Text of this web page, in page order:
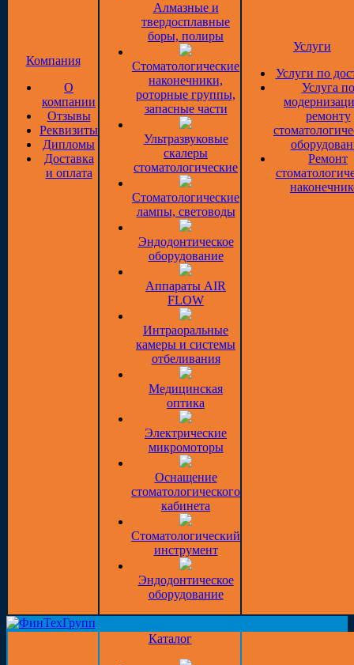
Компания
О
компании
Отзывы
Реквизиты
Дипломы
Доставка
и оплата
Алмазные и
твердосплавные
боры, полиры
Стоматологические
наконечники,
роторные группы,
запасные части
Ультразвуковые
скалеры
стоматологические
Стоматологические
лампы, световоды
Эндодонтическое
оборудование
Аппараты AIR
FLOW
Интраоральные
камеры и системы
отбеливания
Медицинская
оптика
Электрические
микромоторы
Оснащение
стоматологического
кабинета
Стоматологический
инструмент
Эндодонтическое
оборудование
Услуги
Услуги по
Услуга по
ремонту
Ремонт
Каталог